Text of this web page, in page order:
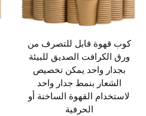
كوب قهوة قابل للتصرف من
ورق الكرافت الصديق للبيئة
بجدار واحد يمكن تخصيص
الشعار بنمط جدار واحد
لاستخدام القهوة الساخنة أو
الحرفية